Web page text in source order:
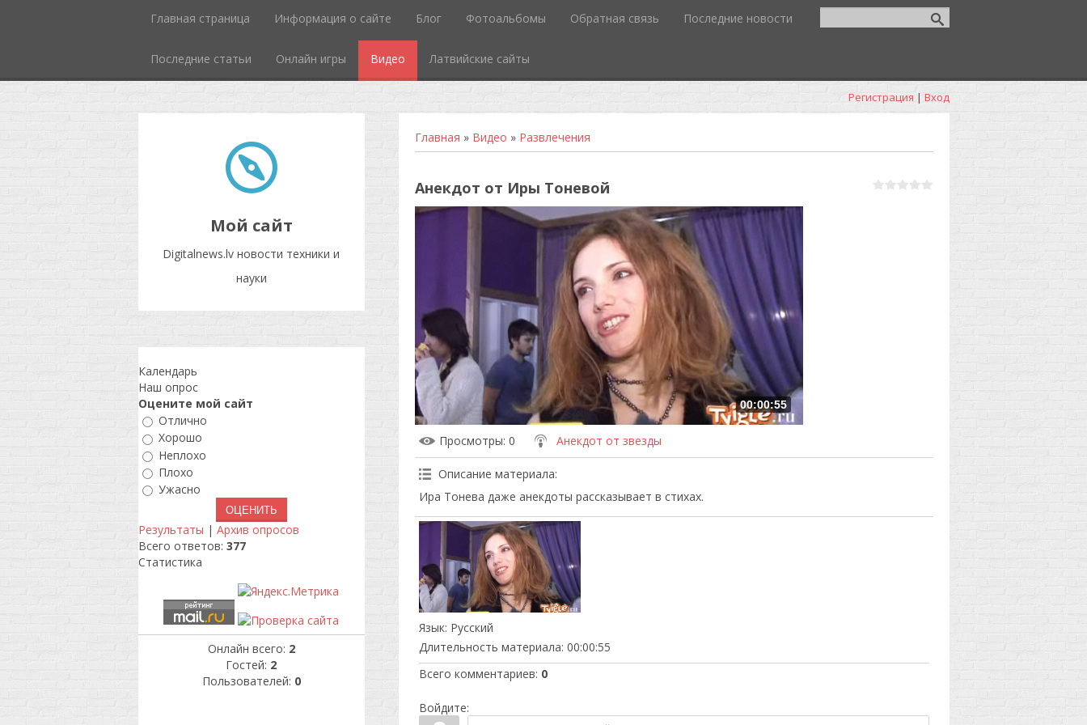
Главная страница Информация о сайте Блог Фотоальбомы Обратная связь Последние новости
Последние статьи Онлайн игры Видео Латвийские сайты
Регистрация | Вход
Мой сайт
Digitalnews.lv новости техники и
науки
Главная » Видео » Развлечения
Анекдот от Иры Тоневой
00:00:55
Просмотры: 0 Анекдот от звезды
Описание материала:
Ира Тонева даже анекдоты рассказывает в стихах.
Язык: Русский
Длительность материала: 00:00:55
Всего комментариев: 0
Войдите:
Календарь
Наш опрос
Оцените мой сайт
Отлично
Хорошо
Неплохо
Плохо
Ужасно
Результаты | Архив опросов
Всего ответов: 377
Статистика
Онлайн всего: 2
Гостей: 2
Пользователей: 0